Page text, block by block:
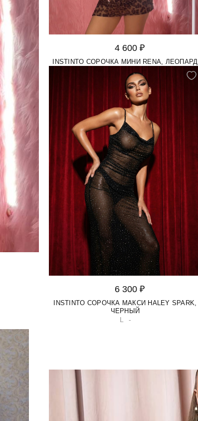
4 600 ₽
INSTINTO СОРОЧКА МИНИ RENA, ЛЕОПАРД
6 300 ₽
INSTINTO СОРОЧКА МАКСИ HALEY SPARK,
ЧЕРНЫЙ
L -